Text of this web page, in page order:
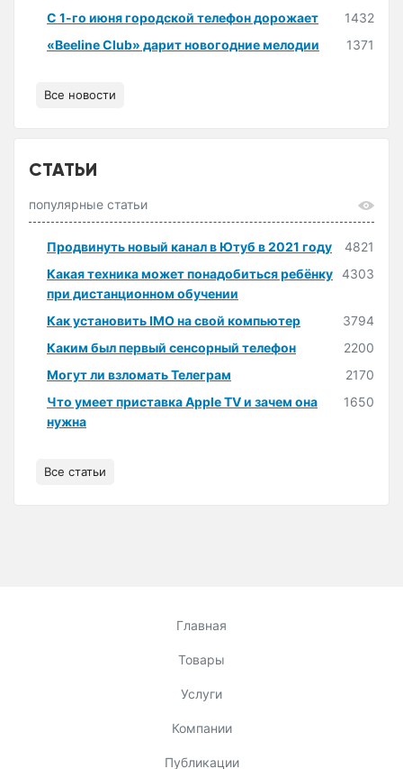
С 1-го июня городской телефон дорожает
1432
«Beeline Club» дарит новогодние мелодии
1371
Все новости
СТАТЬИ
популярные статьи
Продвинуть новый канал в Ютуб в 2021 году
4821
Какая техника может понадобиться ребёнку
при дистанционном обучении
4303
Как установить IMO на свой компьютер
3794
Каким был первый сенсорный телефон
2200
Могут ли взломать Телеграм
2170
Что умеет приставка Apple TV и зачем она
нужна
1650
Все статьи
Главная
Товары
Услуги
Компании
Публикации